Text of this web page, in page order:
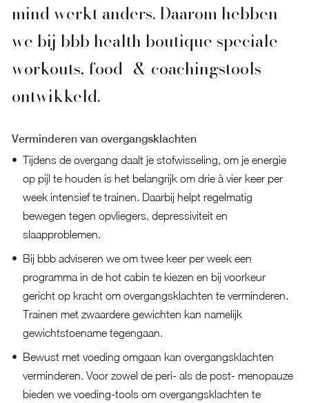
mind werkt anders. Daarom hebben
we bij bbb health boutique speciale
workouts, food- & coachingstools
ontwikkeld.
Verminderen van overgangsklachten
Tijdens de overgang daalt je stofwisseling, om je energie
op pijl te houden is het belangrijk om drie à vier keer per
week intensief te trainen. Daarbij helpt regelmatig
bewegen tegen opvliegers, depressiviteit en
slaapproblemen.
Bij bbb adviseren we om twee keer per week een
programma in de hot cabin te kiezen en bij voorkeur
gericht op kracht om overgangsklachten te verminderen.
Trainen met zwaardere gewichten kan namelijk
gewichtstoename tegengaan.
Bewust met voeding omgaan kan overgangsklachten
verminderen. Voor zowel de peri- als de post- menopauze
bieden we voeding-tools om overgangsklachten te